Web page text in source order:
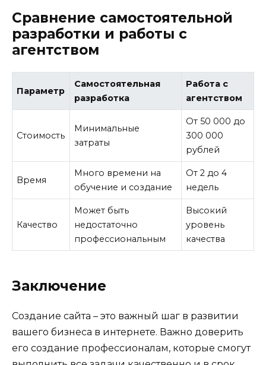
Сравнение самостоятельной
разработки и работы с
агентством
Параметр
Самостоятельная
разработка
Работа с
агентством
Стоимость
Минимальные
затраты
От 50 000 до
300 000
рублей
Время
Много времени на
обучение и создание
От 2 до 4
недель
Качество
Может быть
недостаточно
профессиональным
Высокий
уровень
качества
Заключение
Создание сайта – это важный шаг в развитии
вашего бизнеса в интернете. Важно доверить
его создание профессионалам, которые смогут